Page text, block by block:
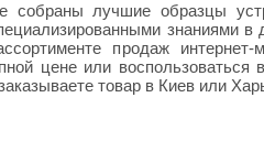
собраны лучшие образцы
знаниями в
продаж интернет-
цене или воспользоваться
товар в Киев или